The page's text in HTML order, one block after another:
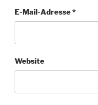
E-Mail-Adresse*
Website